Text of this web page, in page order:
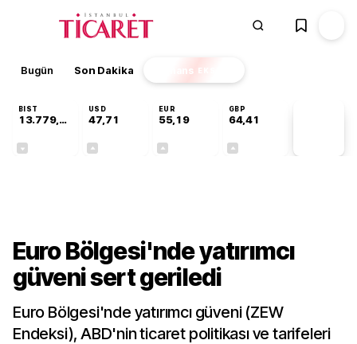
Bugün Son Dakika Finans EKSTRA
BIST
13.779,39
USD
47,71
EUR
55,19
GBP
64,41
Euro Bölgesi'nde yatırımcı
güveni sert geriledi
Euro Bölgesi'nde yatırımcı güveni (ZEW
Endeksi), ABD'nin ticaret politikası ve tarifeleri